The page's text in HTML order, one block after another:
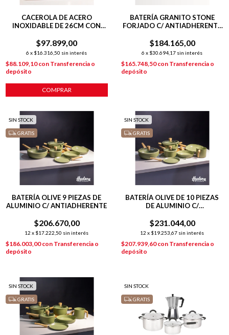
CACEROLA DE ACERO
INOXIDABLE DE 26CM CON
$97.899,00
6 x $16.316,50 sin interés
$88.109,10con Transferencia o
depósito
COMPRAR
BATERÍA GRANITO STONE
FORJADO C/ ANTIADHERENTE
$184.165,00
6 x $30.694,17 sin interés
$165.748,50con Transferencia o
depósito
SIN STOCK
GRATIS
BATERÍA OLIVE 9 PIEZAS DE
ALUMINIO C/ ANTIADHERENTE
$206.670,00
12 x $17.222,50 sin interés
$186.003,00con Transferencia o
depósito
SIN STOCK
GRATIS
BATERÍA OLIVE DE 10 PIEZAS
DE ALUMINIO C/
$231.044,00
12 x $19.253,67 sin interés
$207.939,60con Transferencia o
depósito
SIN STOCK
GRATIS
SIN STOCK
GRATIS